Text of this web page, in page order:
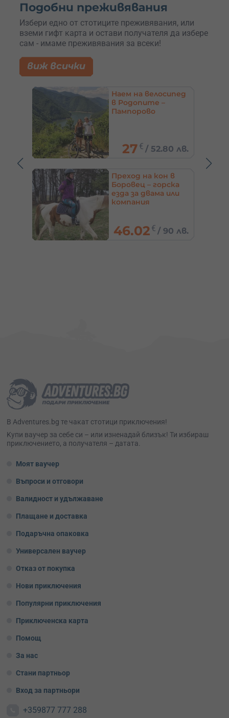
Подобни преживявания
Избери едно от стотиците преживявания, или
вземи гифт карта и остави получателя да избере
сам - имаме преживявания за всеки!
виж всички
Офроуд с джип до
уникални гледки в
Родопите –
45 € / 88.01 лв.
Сноуборд урок за
начинаещи в
Боровец
92.03€/
180 лв.
В Adventures.bg те чакат стотици приключения!
Kупи ваучер за себе си – или изненадай близък! Ти избираш
приключението, а получателя – датата.
Моят ваучер
Въпроси и отговори
Валидност и удължаване
Плащане и доставка
Подаръчна опаковка
Универсален ваучер
Отказ от покупка
Нови приключения
Популярни приключения
Приключенска карта
Помощ
За нас
Стани партньор
Вход за партньори
+359877 777 288